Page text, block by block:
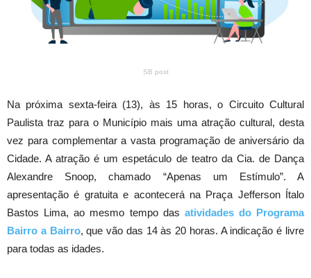
SB post
Na próxima sexta-feira (13), às 15 horas, o Circuito Cultural
Paulista traz para o Município mais uma atração cultural, desta
vez para complementar a vasta programação de aniversário da
Cidade. A atração é um espetáculo de teatro da Cia. de Dança
Alexandre Snoop, chamado “Apenas um Estímulo”. A
apresentação é gratuita e acontecerá na Praça Jefferson Ítalo
Bastos Lima, ao mesmo tempo das atividades do Programa
Bairro a Bairro, que vão das 14 às 20 horas. A indicação é livre
para todas as idades.